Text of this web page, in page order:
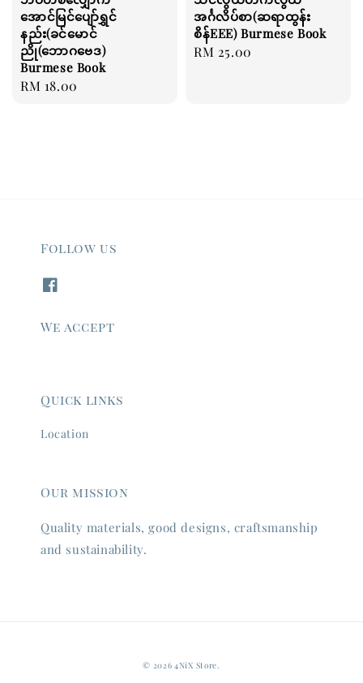
အောင်မြင်ပျော်ရွှင်
နည်း(ခင်မောင်
ညို(ဘောဂဗေဒ)
Burmese Book
Regular
RM 18.00
အင်္ဂလိပ်စာ(ဆရာထွန်း
စိန်EEE) Burmese Book
Regular
RM 25.00
Follow us
We accept
Quick links
Location
Our mission
Quality materials, good designs, craftsmanship
and sustainability.
© 2026 4NiX Store.